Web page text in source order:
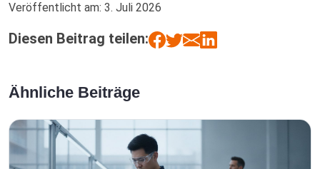
Veröffentlicht am: 3. Juli 2026
Diesen Beitrag teilen:
Ähnliche Beiträge